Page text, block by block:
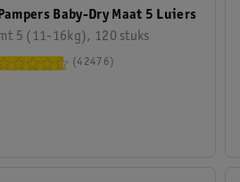
Baby-Dry Maat 5 Luiers
5 (11-16kg), 120 stuks
42476